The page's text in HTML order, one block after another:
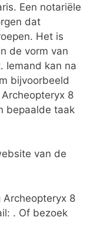
Een notariële
dat
Het is
de vorm van
Iemand kan na
bijvoorbeeld
8
bepaalde taak
van de
8
. Of bezoek